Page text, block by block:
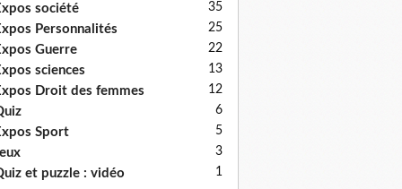
société 35
Personnalités 25
Guerre 22
sciences 13
Droit des femmes 12
6
Sport 5
3
et puzzle : vidéo 1